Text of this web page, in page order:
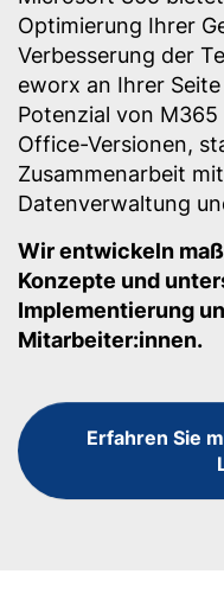
Optimierung Ihrer
Verbesserung der
eworx an Ihrer
Potenzial von
Office-Versionen,
Zusammenarbeit
Datenverwaltung
Wir entwickeln
Konzepte und
Implementierung
Mitarbeiter:innen.
Erfahren Sie